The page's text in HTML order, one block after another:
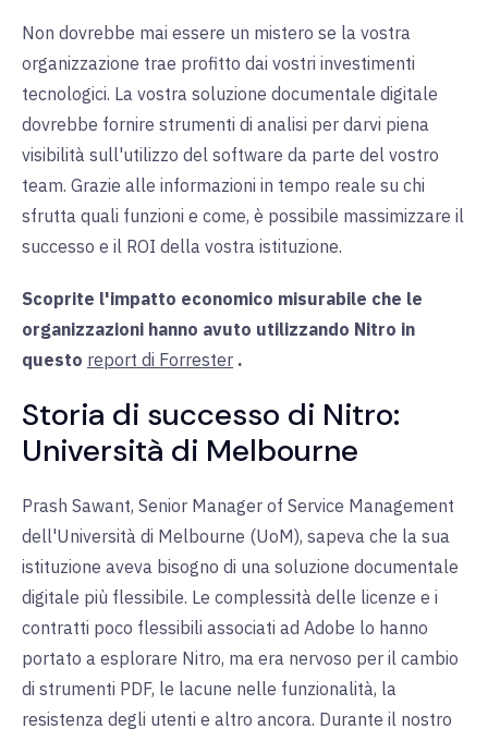
Non dovrebbe mai essere un mistero se la vostra
organizzazione trae profitto dai vostri investimenti
tecnologici. La vostra soluzione documentale digitale
dovrebbe fornire strumenti di analisi per darvi piena
visibilità sull'utilizzo del software da parte del vostro
team. Grazie alle informazioni in tempo reale su chi
sfrutta quali funzioni e come, è possibile massimizzare il
successo e il ROI della vostra istituzione.
Scoprite l'impatto economico misurabile che le
organizzazioni hanno avuto utilizzando Nitro in
questo report di Forrester .
Storia di successo di Nitro:
Università di Melbourne
Prash Sawant, Senior Manager of Service Management
dell'Università di Melbourne (UoM), sapeva che la sua
istituzione aveva bisogno di una soluzione documentale
digitale più flessibile. Le complessità delle licenze e i
contratti poco flessibili associati ad Adobe lo hanno
portato a esplorare Nitro, ma era nervoso per il cambio
di strumenti PDF, le lacune nelle funzionalità, la
resistenza degli utenti e altro ancora. Durante il nostro